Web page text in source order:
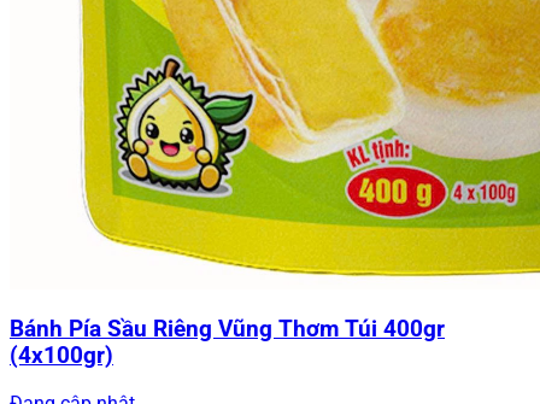
Bánh Pía Sầu Riêng Vũng Thơm Túi 400gr
(4x100gr)